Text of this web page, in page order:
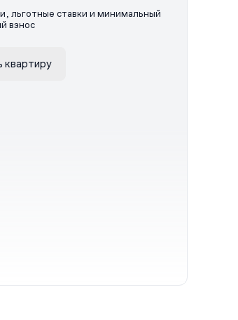
льготные ставки и минимальный
взнос
квартиру